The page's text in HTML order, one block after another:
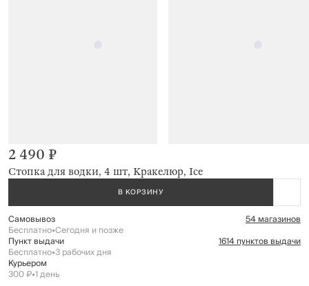
Стопка для водки, 4 шт, Кракелюр, Ice
2 490 ₽
В КОРЗИНУ
Самовывоз 54 магазинов
Бесплатно•Сегодня и позже
Пункт выдачи 1614 пунктов выдачи
Бесплатно•3 рабочих дня
Курьером
300 ₽•1 день